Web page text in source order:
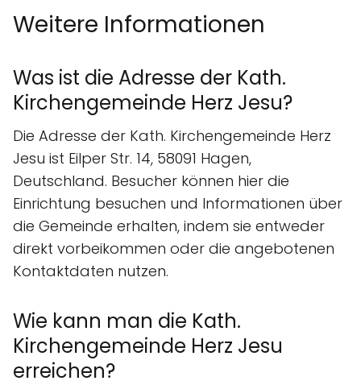
Weitere Informationen
Was ist die Adresse der Kath.
Kirchengemeinde Herz Jesu?
Die Adresse der Kath. Kirchengemeinde Herz
Jesu ist Eilper Str. 14, 58091 Hagen,
Deutschland. Besucher können hier die
Einrichtung besuchen und Informationen über
die Gemeinde erhalten, indem sie entweder
direkt vorbeikommen oder die angebotenen
Kontaktdaten nutzen.
Wie kann man die Kath.
Kirchengemeinde Herz Jesu
erreichen?